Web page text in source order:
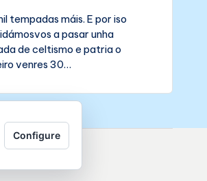
tempadas máis. E por iso
a pasar unha
de celtismo e patria o
venres 30…
Configure